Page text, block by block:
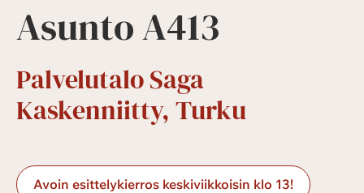
Asunto A413
Palvelutalo Saga
Kaskenniitty, Turku
Avoin esittelykierros keskiviikkoisin klo 13!